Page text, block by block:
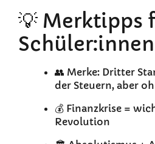
💡 Merktipps
Schüler:innen
👥 Merke: Dritter
der Steuern, aber
💰 Finanzkrise =
Revolution